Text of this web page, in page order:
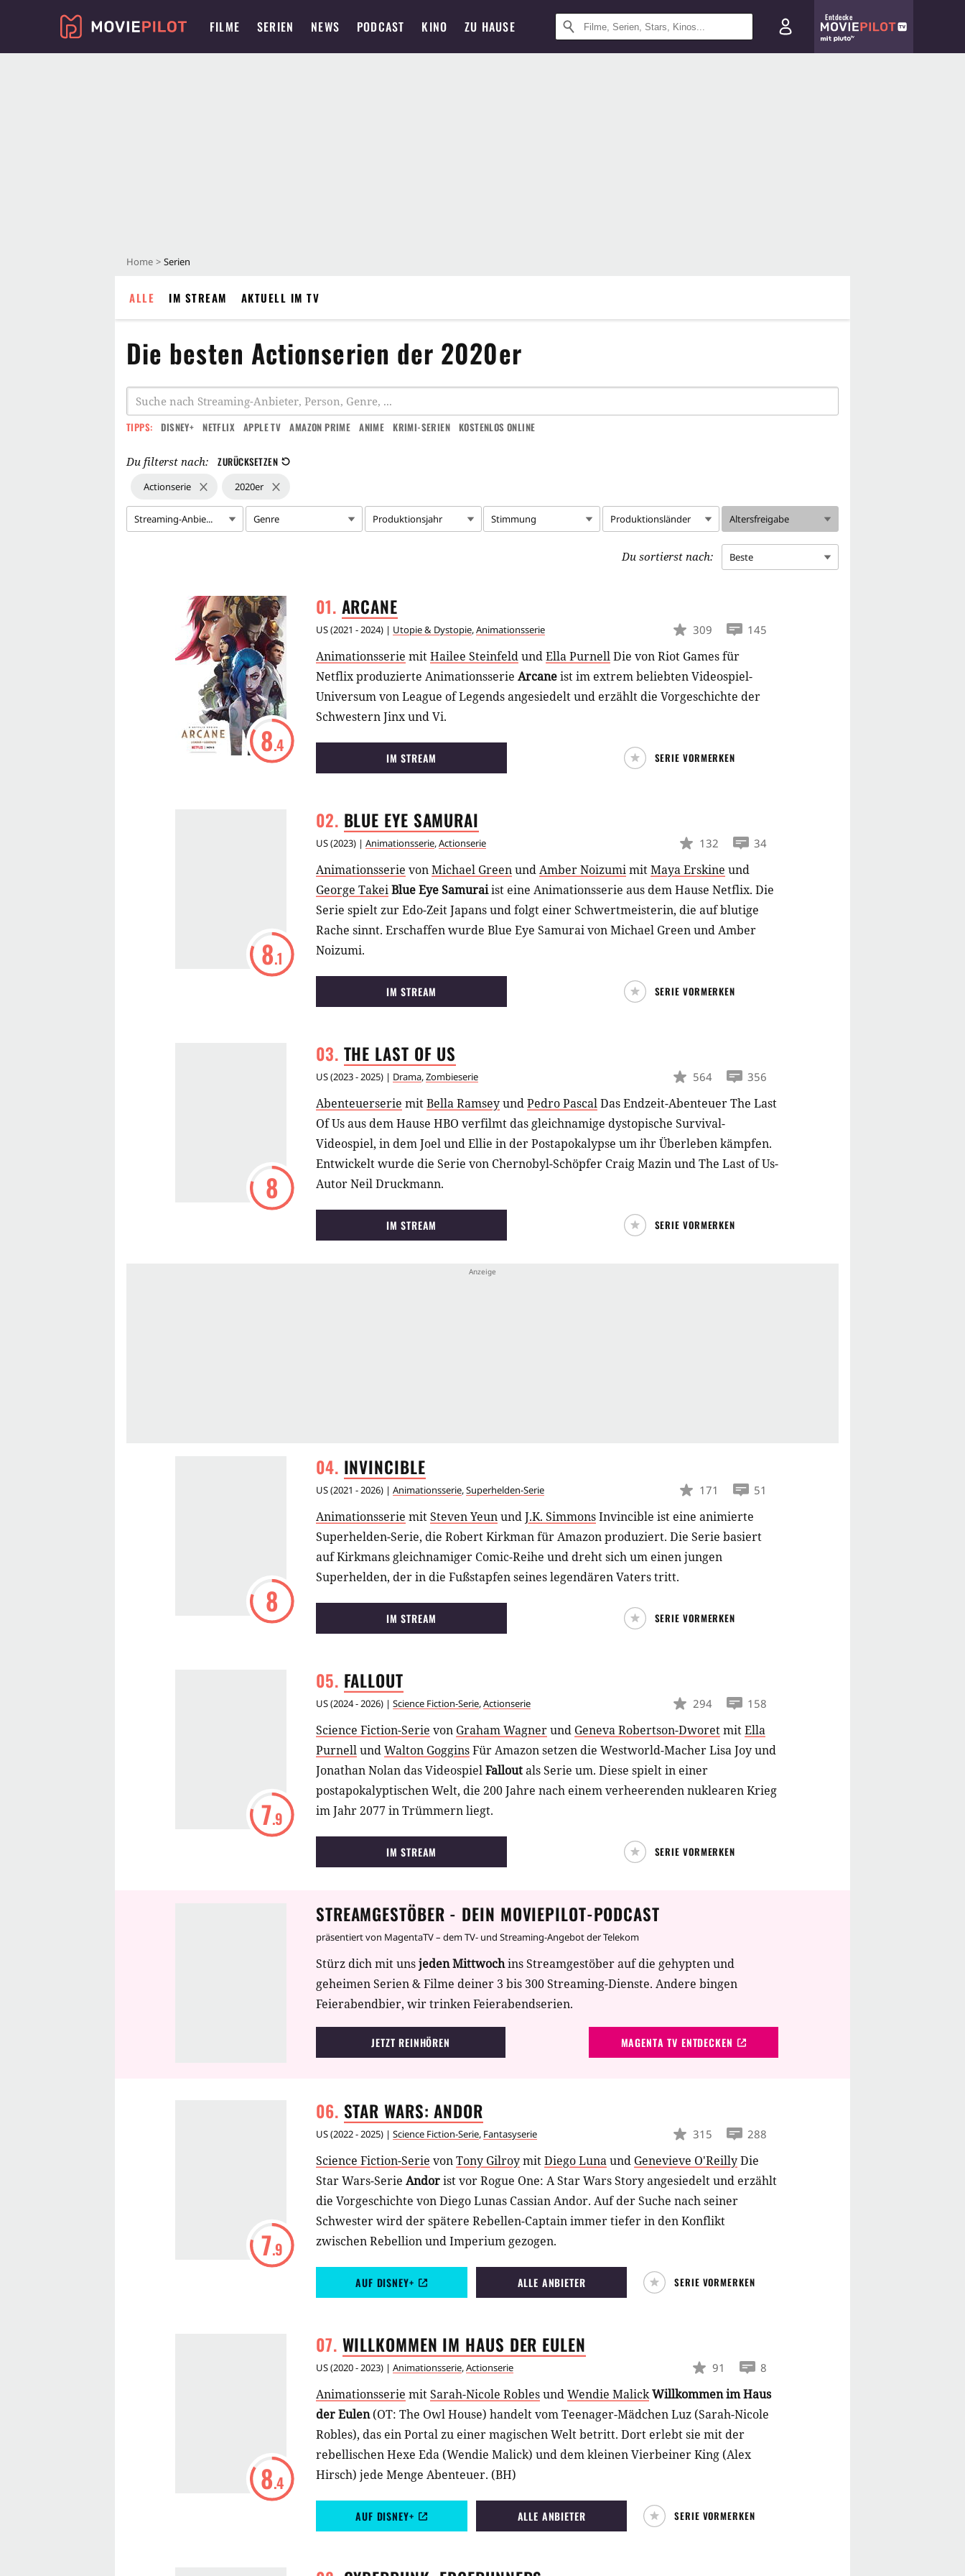
FILME SERIEN NEWS PODCAST KINO ZU HAUSE
Entdecke
Home Serien
ALLE IM STREAM AKTUELL IM TV
Die besten Actionserien der 2020er
TIPPS: DISNEY+ NETFLIX APPLE TV AMAZON PRIME ANIME KRIMI-SERIEN KOSTENLOS ONLINE
Du filterst nach: ZURÜCKSETZEN
Actionserie 2020er
Streaming-Anbie... Genre Produktionsjahr Stimmung Produktionsländer Altersfreigabe
Du sortierst nach: Beste
ARCANE
US(2021 - 2024) | Utopie & Dystopie,Animationsserie
8.4
309 145
Animationsserie mitHailee SteinfeldundElla PurnellDie von Riot Games für
Netflix produzierte Animationsserie Arcaneist im extrem beliebten Videospiel-
Universum von League of Legends angesiedelt und erzählt die Vorgeschichte der
Schwestern Jinx und Vi.
IM STREAM SERIE VORMERKEN
BLUE EYE SAMURAI
US(2023) | Animationsserie,Actionserie
8.1
132 34
Animationsserie vonMichael GreenundAmber NoizumimitMaya Erskine und
George TakeiBlue Eye Samuraiist eine Animationsserie aus dem Hause Netflix. Die
Serie spielt zur Edo-Zeit Japans und folgt einer Schwertmeisterin, die auf blutige
Rache sinnt. Erschaffen wurde Blue Eye Samurai von Michael Green und Amber
Noizumi.
IM STREAM SERIE VORMERKEN
THE LAST OF US
US(2023 - 2025) | Drama,Zombieserie
8
564 356
Abenteuerserie mitBella RamseyundPedro PascalDas Endzeit-Abenteuer The Last
Of Us aus dem Hause HBO verfilmt das gleichnamige dystopische Survival-
Videospiel, in dem Joel und Ellie in der Postapokalypse um ihr Überleben kämpfen.
Entwickelt wurde die Serie von Chernobyl-Schöpfer Craig Mazin und The Last of Us-
Autor Neil Druckmann.
IM STREAM SERIE VORMERKEN
INVINCIBLE
US(2021 - 2026) | Animationsserie,Superhelden-Serie
8
171 51
Animationsserie mitSteven YeunundJ.K. SimmonsInvincible ist eine animierte
Superhelden-Serie, die Robert Kirkman für Amazon produziert. Die Serie basiert
auf Kirkmans gleichnamiger Comic-Reihe und dreht sich um einen jungen
Superhelden, der in die Fußstapfen seines legendären Vaters tritt.
IM STREAM SERIE VORMERKEN
FALLOUT
US(2024 - 2026) | Science Fiction-Serie,Actionserie
7.9
294 158
Science Fiction-Serie von Graham Wagnerund Geneva Robertson-DworetmitElla
PurnellundWalton GogginsFür Amazon setzen die Westworld-Macher Lisa Joy und
Jonathan Nolan das VideospielFalloutals Serie um. Diese spielt in einer
postapokalyptischen Welt, die 200 Jahre nach einem verheerenden nuklearen Krieg
im Jahr 2077 in Trümmern liegt.
IM STREAM SERIE VORMERKEN
STREAMGESTÖBER - DEIN MOVIEPILOT-PODCAST
präsentiert von MagentaTV – dem TV- und Streaming-Angebot der Telekom
Stürz dich mit unsjeden Mittwochins Streamgestöber auf die gehypten und
geheimen Serien & Filme deiner 3 bis 300 Streaming-Dienste. Andere bingen
Feierabendbier, wir trinken Feierabendserien.
JETZT REINHÖREN MAGENTA TV ENTDECKEN
STAR WARS:ANDOR
US(2022 - 2025) | Science Fiction-Serie, Fantasyserie
7.9
315 288
Science Fiction-Serie vonTony GilroymitDiego Lunaund Genevieve O'ReillyDie
Star Wars-Serie Andorist vor Rogue One: A Star Wars Story angesiedelt und erzählt
die Vorgeschichte von Diego Lunas Cassian Andor. Auf der Suche nach seiner
Schwester wird der spätere Rebellen-Captain immer tiefer in den Konflikt
zwischen Rebellion und Imperium gezogen.
AUF DISNEY+ ALLE ANBIETER SERIE VORMERKEN
WILLKOMMEN IM HAUS DER EULEN
US(2020 - 2023) | Animationsserie,Actionserie
8.4
91 8
Animationsserie mitSarah-Nicole RoblesundWendie MalickWillkommen im Haus
der Eulen(OT: The Owl House) handelt vom Teenager-Mädchen Luz (Sarah-Nicole
Robles), das ein Portal zu einer magischen Welt betritt. Dort erlebt sie mit der
rebellischen Hexe Eda (Wendie Malick) und dem kleinen Vierbeiner King (Alex
Hirsch) jede Menge Abenteuer. (BH)
AUF DISNEY+ ALLE ANBIETER SERIE VORMERKEN